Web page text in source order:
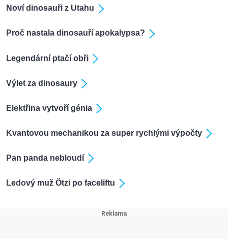
Noví dinosauři z Utahu
Proč nastala dinosauří apokalypsa?
Legendární ptačí obři
Výlet za dinosaury
Elektřina vytvoří génia
Kvantovou mechanikou za super rychlými výpočty
Pan panda nebloudí
Ledový muž Ötzi po faceliftu